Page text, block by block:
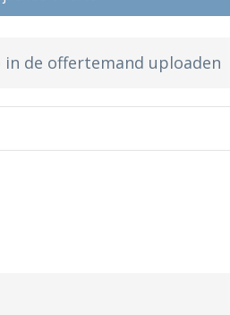
in de offertemand uploaden